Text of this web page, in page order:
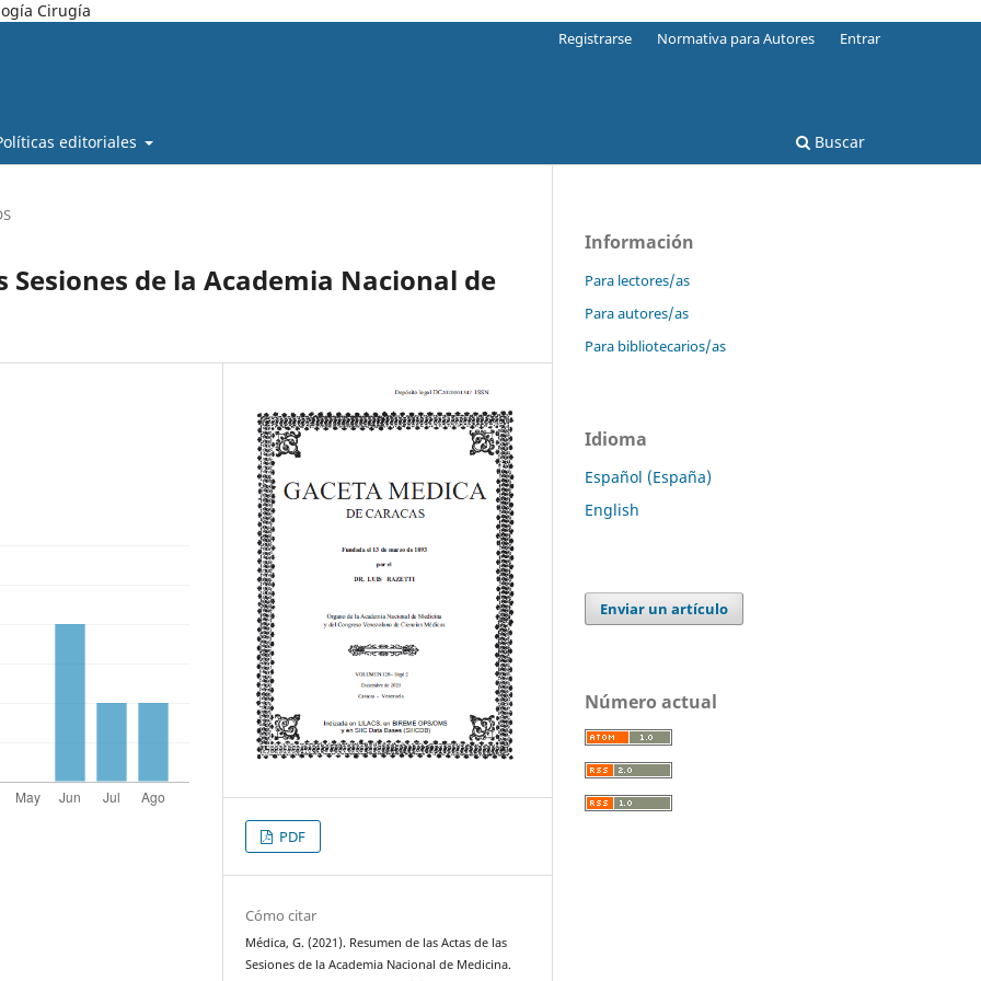
Cirugía
editoriales Buscar
Registrarse Normativa para Autores Entrar
Sesiones de la Academia Nacional de
PDF
Cómo citar
Médica, G. (2021). Resumen de las Actas de las
Sesiones de la Academia Nacional de Medicina.
Información
Para lectores/as
Para autores/as
Para bibliotecarios/as
Idioma
Español (España)
English
Enviar un artículo
Número actual